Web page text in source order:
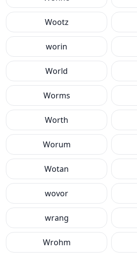
Wootz
worin
World
Worms
Worth
Worum
Wotan
wovor
wrang
Wrohm